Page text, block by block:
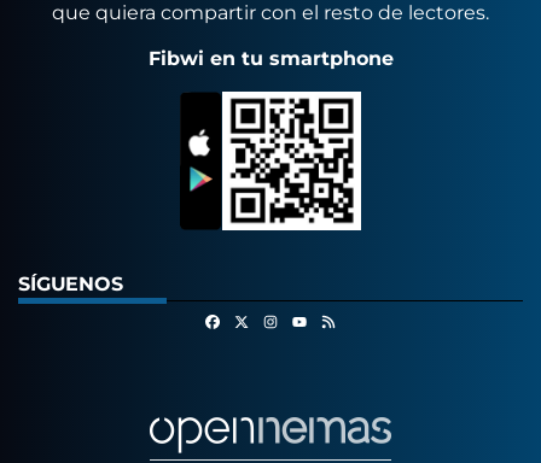
que quiera compartir con el resto de lectores.
Fibwi en tu smartphone
SÍGUENOS
FacebookInstagram